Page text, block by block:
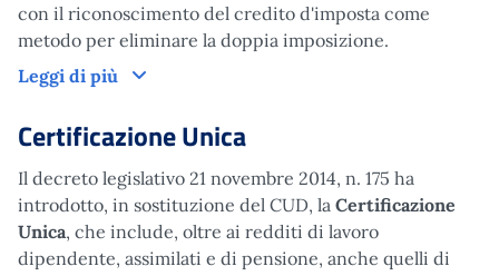
con il riconoscimento del credito d'imposta come
metodo per eliminare la doppia imposizione.
Leggi di più
Convenzioni con peculiari regimi fiscali
Certificazione Unica
Il decreto legislativo 21 novembre 2014, n. 175 ha
introdotto, in sostituzione del CUD, la Certificazione
Unica, che include, oltre ai redditi di lavoro
dipendente, assimilati e di pensione, anche quelli di